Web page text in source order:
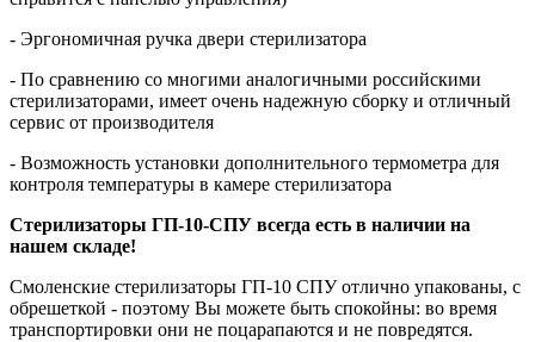
- Эргономичная ручка двери стерилизатора
- По сравнению со многими аналогичными российскими
стерилизаторами, имеет очень надежную сборку и отличный
сервис от производителя
- Возможность установки дополнительного термометра для
контроля температуры в камере стерилизатора
Стерилизаторы ГП-10-СПУ всегда есть в наличии на
нашем складе!
Смоленские стерилизаторы ГП-10 СПУ отлично упакованы, с
обрешеткой - поэтому Вы можете быть спокойны: во время
транспортировки они не поцарапаются и не повредятся.